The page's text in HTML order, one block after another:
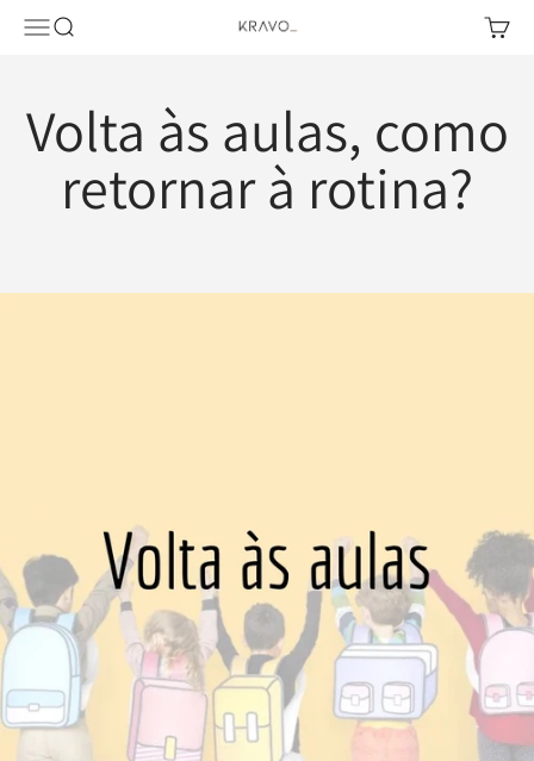
Pular para o conteúdo
Abrir menu de navegação
Abrir pesquisa KRAVO urban design Abrir
Volta às aulas, como
retornar à rotina?